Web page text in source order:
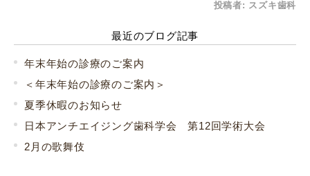
投稿者: スズキ歯科
最近のブログ記事
年末年始の診療のご案内
＜年末年始の診療のご案内＞
夏季休暇のお知らせ
日本アンチエイジング歯科学会 第12回学術大会
2月の歌舞伎